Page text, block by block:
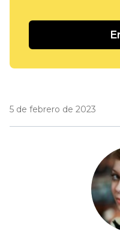
5 de febrero de 2023